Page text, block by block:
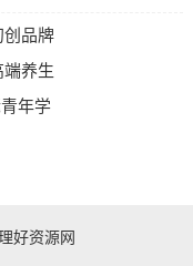
创品牌
养生
年学
好资源网